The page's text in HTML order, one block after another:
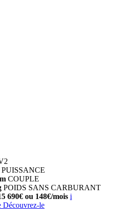
PUISSANCE
COUPLE
POIDS SANS CARBURANT
690€ ou 148€/mois i
Découvrez-le